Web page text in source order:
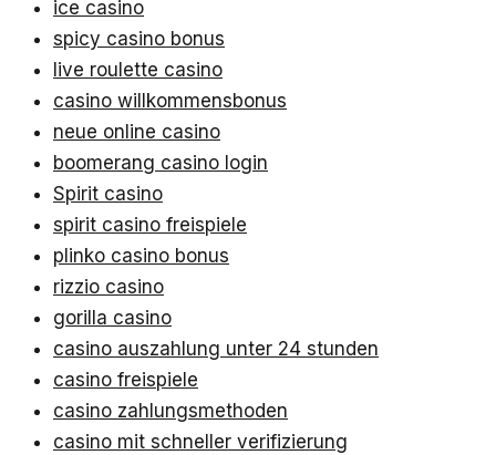
ice casino
spicy casino bonus
live roulette casino
casino willkommensbonus
neue online casino
boomerang casino login
Spirit casino
spirit casino freispiele
plinko casino bonus
rizzio casino
gorilla casino
casino auszahlung unter 24 stunden
casino freispiele
casino zahlungsmethoden
casino mit schneller verifizierung